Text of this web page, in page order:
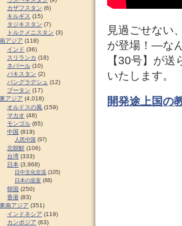
見過ごせない
が登場！―な
【30号】が
いたします。
開発途上国の
カザフスタン (6)
キルギス (15)
タジキスタン (7)
トルクメニスタン (3)
南アジア (118)
インド (36)
スリランカ (18)
ネパール (10)
パキスタン (2)
バングラデシュ (12)
ブータン (17)
東アジア (4,018)
オルドスの風 (159)
マカオ (48)
モンゴル (65)
中国 (819)
人民中国 (97)
北朝鮮 (106)
台湾 (333)
日本 (3,968)
日中文化交流 (105)
日本の皇室 (88)
韓国 (250)
香港 (83)
東南アジア (351)
インドネシア (119)
カンボジア (63)